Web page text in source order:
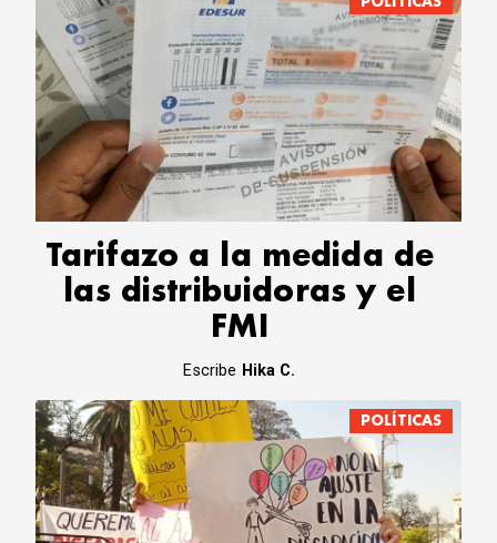
Tarifazo a la medida de
las distribuidoras y el
FMI
Escribe Hika C.
POLÍTICAS